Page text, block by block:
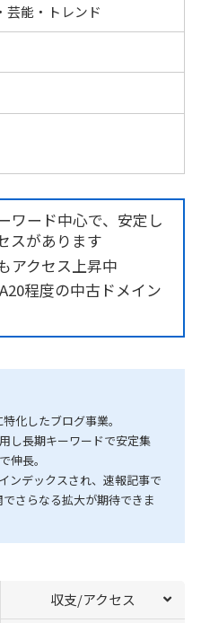
芸能・トレンド
ワード中心で、安定し
スがあります
アクセス上昇中
程度の中古ドメイン
化したブログ事業。
し長期キーワードで安定集
伸長。
ンデックスされ、速報記事で
さらなる拡大が期待できま
収支/アクセス